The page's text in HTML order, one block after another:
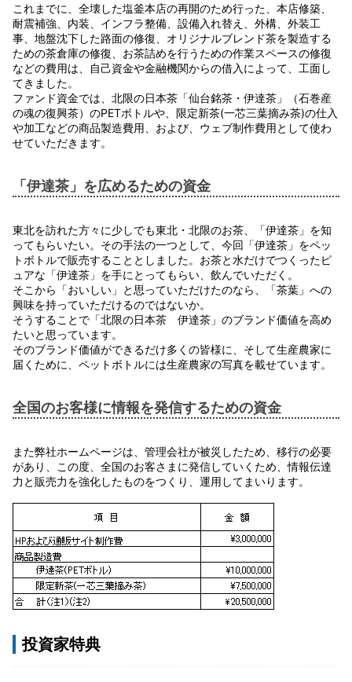
これまでに、全壊した塩釜本店の再開のため行った、本店修築、
耐震補強、内装、インフラ整備、設備入れ替え、外構、外装工
事、地盤沈下した路面の修復、オリジナルブレンド茶を製造する
ための茶倉庫の修復、お茶詰めを行うための作業スペースの修復
などの費用は、自己資金や金融機関からの借入によって、工面し
てきました。
ファンド資金では、北限の日本茶「仙台銘茶・伊達茶」（石巻産
の魂の復興茶）のPETボトルや、限定新茶(一芯三葉摘み茶)の仕入
や加工などの商品製造費用、および、ウェブ制作費用として使わ
せていただきます。
「伊達茶」を広めるための資金
東北を訪れた方々に少しでも東北・北限のお茶、「伊達茶」を知
ってもらいたい。その手法の一つとして、今回「伊達茶」をペッ
トボトルで販売することとしました。お茶と水だけでつくったピ
ュアな「伊達茶」を手にとってもらい、飲んでいただく。
そこから「おいしい」と思っていただけたのなら、「茶葉」への
興味を持っていただけるのではないか。
そうすることで「北限の日本茶 伊達茶」のブランド価値を高め
たいと思っています。
そのブランド価値ができるだけ多くの皆様に、そして生産農家に
届くために、ペットボトルには生産農家の写真を載せています。
全国のお客様に情報を発信するための資金
また弊社ホームページは、管理会社が被災したため、移行の必要
があり、この度、全国のお客さまに発信していくため、情報伝達
力と販売力を強化したものをつくり、運用してまいります。
投資家特典